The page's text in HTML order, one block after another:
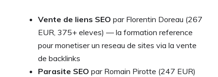
Vente de liens SEO par Florentin Doreau (267
EUR, 375+ eleves) — la formation reference
pour monetiser un reseau de sites via la vente
de backlinks
Parasite SEO par Romain Pirotte (247 EUR)